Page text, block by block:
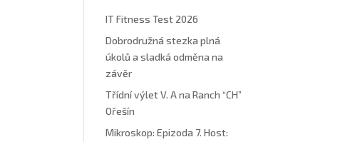
IT Fitness Test 2026
Dobrodružná stezka plná
úkolů a sladká odměna na
závěr
Třídní výlet V. A na Ranch “CH”
Ořešín
Mikroskop: Epizoda 7. Host: